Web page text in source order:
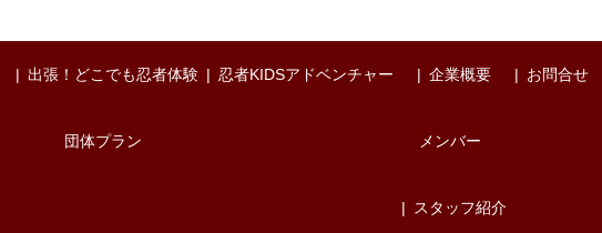
出張！どこでも忍者体験
団体プラン
忍者KIDSアドベンチャー 企業概要
メンバー
スタッフ紹介
お問合せ